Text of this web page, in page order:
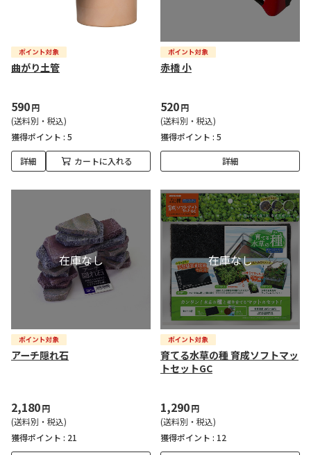
曲がり土管
590円
(送料別・税込)
獲得ポイント : 5
詳細 カートに入れる
赤橋 小
520円
(送料別・税込)
獲得ポイント : 5
詳細
アーチ隠れ石
2,180円
(送料別・税込)
獲得ポイント : 21
育てる水草の種 育成ソフトマッ
トセットGC
1,290円
(送料別・税込)
獲得ポイント : 12